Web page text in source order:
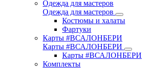
Одежда для мастеров
Одежда для мастеров
Костюмы и халаты
Фартуки
Карты #ВСАЛОНБЕРИ
Карты #ВСАЛОНБЕРИ
Карты #ВСАЛОНБЕРИ
Комплекты